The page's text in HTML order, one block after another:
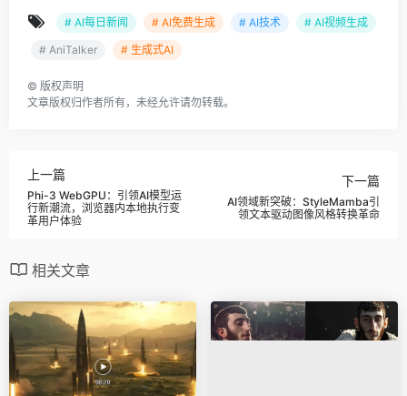
# AI每日新闻 # AI免费生成 # AI技术
# AI视频生成
# AniTalker
# 生成式AI
© 版权声明
文章版权归作者所有，未经允许请勿转载。
上一篇
Phi-3 WebGPU：引领AI模型运
行新潮流，浏览器内本地执行变
革用户体验
下一篇
AI领域新突破：StyleMamba引
领文本驱动图像风格转换革命
相关文章